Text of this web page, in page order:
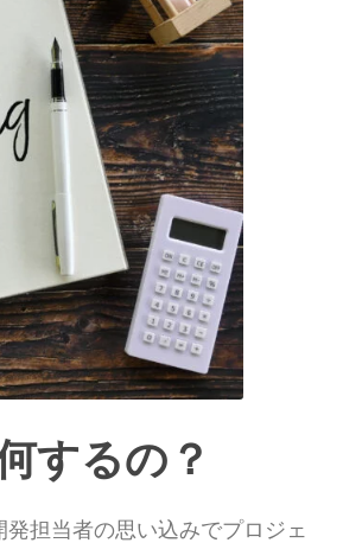
するの？
担当者の思い込みでプロジェ